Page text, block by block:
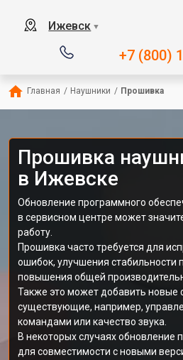
Ижевск ▼
+7 (800)
Главная / Наушники / Прошивка
Прошивка
в Ижевске
Обновление программного
в сервисном центре может
работу.
Прошивка часто требуется для
ошибок, улучшения стабильности
повышения общей
Также это может добавить новые
существующие, например,
командами или качество звука.
В некоторых случаях обновление
для совместимости с новыми